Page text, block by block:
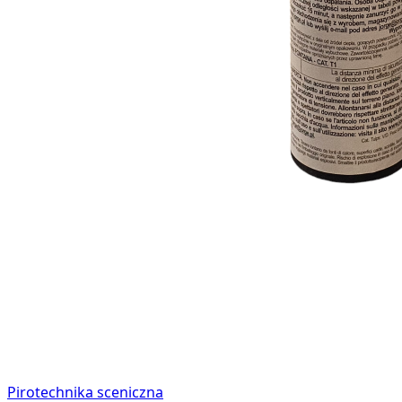
Pirotechnika sceniczna